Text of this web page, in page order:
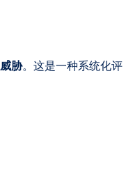
威胁。这是一种系统化评